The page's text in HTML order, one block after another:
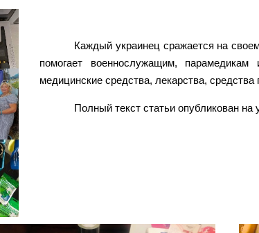
Каждый украинец сражается на
помогает военнослужащим,
медицинские средства, лекарства,
Полный текст статьи опубликован на